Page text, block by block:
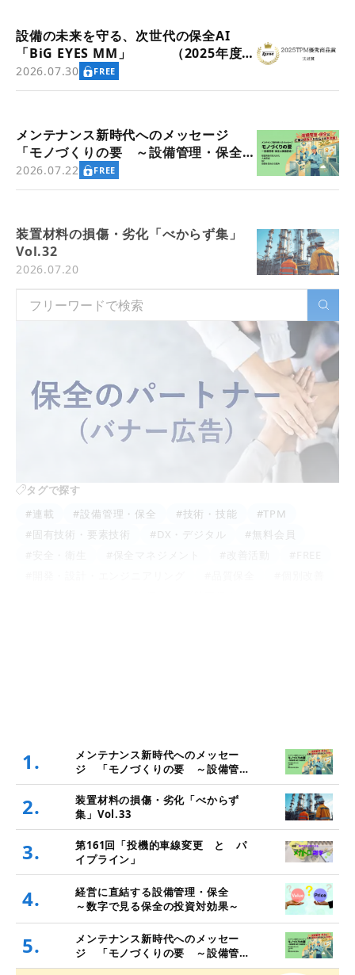
設備の未来を守る、次世代の保全AI
「BiG EYES MM」 （2025年度
TPM優秀商品賞 実効賞受賞）
2026.07.30 FREE
メンテナンス新時代へのメッセージ
「モノづくりの要 ～設備管理・保全と
価値創造～」
2026.07.22 FREE
装置材料の損傷・劣化「べからず集」
Vol.32
2026.07.20
タグで探す
#連載
#設備管理・保全 #技術・技能
#TPM
#固有技術・要素技術
#DX・デジタル
#無料会員
1.
メンテナンス新時代へのメッセー
ジ 「モノづくりの要 ～設備管
理・保全と価値創造～」
2.
装置材料の損傷・劣化「べからず
集」Vol.33
3.
第161回「投機的車線変更 と パ
イプライン」
4.
経営に直結する設備管理・保全
～数字で見る保全の投資対効果～
5.
メンテナンス新時代へのメッセー
ジ 「モノづくりの要 ～設備管
理・保全と価値創造～」